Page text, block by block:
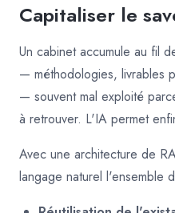
Capitaliser le
Un cabinet accumule au fil
— méthodologies, livrables
— souvent mal exploité
à retrouver. L'IA permet
Avec une architecture de
langage naturel l'ensemble